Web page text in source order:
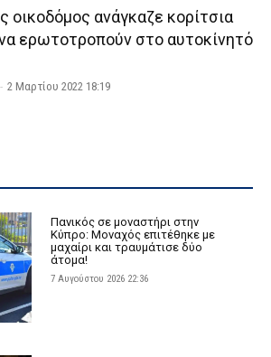
oικοδόμος ανάγκαζε κορίτσια
ερωτοτροπούν στο αυτοκίνητό
- 2 Μαρτίου 2022 18:19
Πανικός σε μοναστήρι στην
Κύπρο: Μοναχός επιτέθηκε με
μαχαίρι και τραυμάτισε δύο
άτομα!
7 Αυγούστου 2026 22:36